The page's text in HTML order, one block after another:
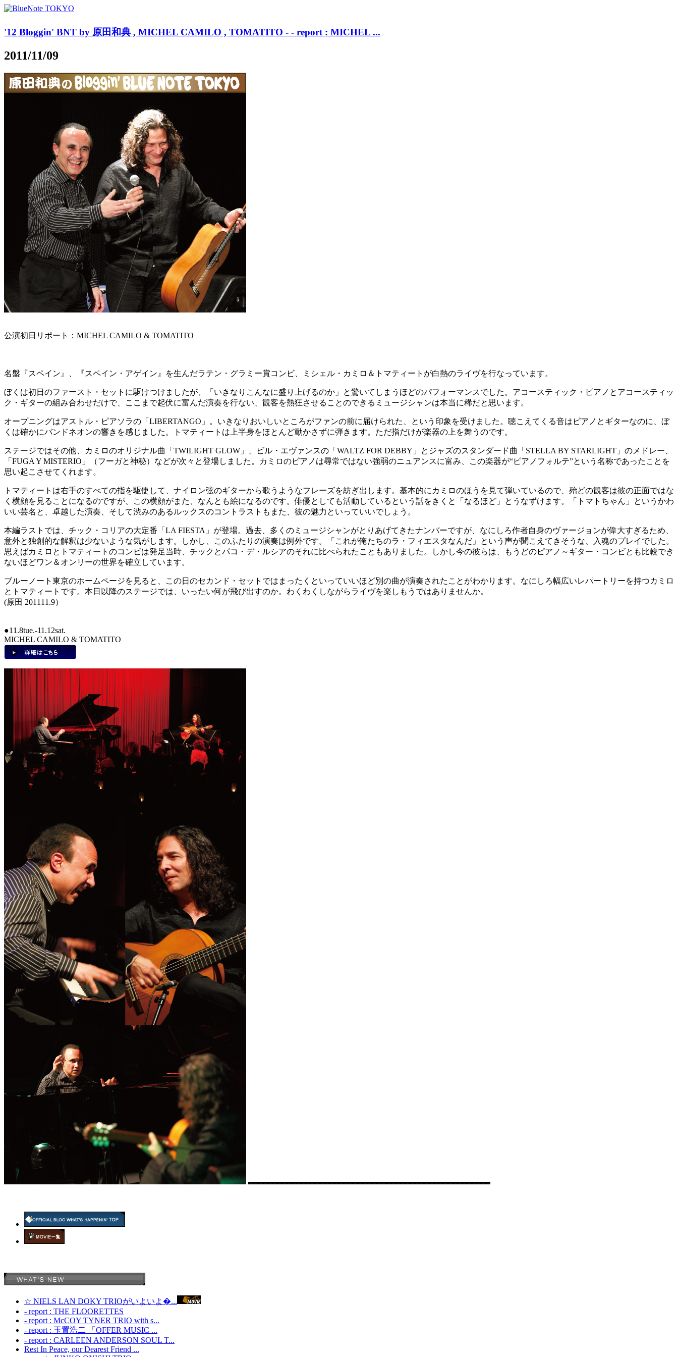
'12 Bloggin' BNT by 原田和典 , MICHEL CAMILO , TOMATITO - - report : MICHEL ...
2011/11/09
公演初日リポート：MICHEL CAMILO & TOMATITO
名盤『スペイン』、『スペイン・アゲイン』を生んだラテン・グラミー賞コンビ、ミシェル・カミロ＆トマティートが白熱のライヴを行なっています。
ぼくは初日のファースト・セットに駆けつけましたが、「いきなりこんなに盛り上げるのか」と驚いてしまうほどのパフォーマンスでした。アコースティック・ピアノとアコースティッ
ク・ギターの組み合わせだけで、ここまで起伏に富んだ演奏を行ない、観客を熱狂させることのできるミュージシャンは本当に稀だと思います。
オープニングはアストル・ピアソラの「LIBERTANGO」。いきなりおいしいところがファンの前に届けられた、という印象を受けました。聴こえてくる音はピアノとギターなのに、ぼ
くは確かにバンドネオンの響きを感じました。トマティートは上半身をほとんど動かさずに弾きます。ただ指だけが楽器の上を舞うのです。
ステージではその他、カミロのオリジナル曲「TWILIGHT GLOW」、ビル・エヴァンスの「WALTZ FOR DEBBY」とジャズのスタンダード曲「STELLA BY STARLIGHT」のメドレー、
「FUGA Y MISTERIO」（フーガと神秘）などが次々と登場しました。カミロのピアノは尋常ではない強弱のニュアンスに富み、この楽器が“ピアノフォルテ”という名称であったことを
思い起こさせてくれます。
トマティートは右手のすべての指を駆使して、ナイロン弦のギターから歌うようなフレーズを紡ぎ出します。基本的にカミロのほうを見て弾いているので、殆どの観客は彼の正面ではな
く横顔を見ることになるのですが、この横顔がまた、なんとも絵になるのです。俳優としても活動しているという話をきくと「なるほど」とうなずけます。「トマトちゃん」というかわ
いい芸名と、卓越した演奏、そして渋みのあるルックスのコントラストもまた、彼の魅力といっていいでしょう。
本編ラストでは、チック・コリアの大定番「LA FIESTA」が登場。過去、多くのミュージシャンがとりあげてきたナンバーですが、なにしろ作者自身のヴァージョンが偉大すぎるため、
意外と独創的な解釈は少ないような気がします。しかし、このふたりの演奏は例外です。「これが俺たちのラ・フィエスタなんだ」という声が聞こえてきそうな、入魂のプレイでした。
思えばカミロとトマティートのコンビは発足当時、チックとパコ・デ・ルシアのそれに比べられたこともありました。しかし今の彼らは、もうどのピアノ～ギター・コンビとも比較でき
ないほどワン＆オンリーの世界を確立しています。
ブルーノート東京のホームページを見ると、この日のセカンド・セットではまったくといっていいほど別の曲が演奏されたことがわかります。なにしろ幅広いレパートリーを持つカミロ
とトマティートです。本日以降のステージでは、いったい何が飛び出すのか。わくわくしながらライヴを楽しもうではありませんか。
(原田 201111.9）
●11.8tue.-11.12sat.
MICHEL CAMILO & TOMATITO
☆ NIELS LAN DOKY TRIOがいよいよ�...
- report : THE FLOORETTES
- report : McCOY TYNER TRIO with s...
- report : 玉置浩二 「OFFER MUSIC ...
- report : CARLEEN ANDERSON SOUL T...
Rest In Peace, our Dearest Friend ...